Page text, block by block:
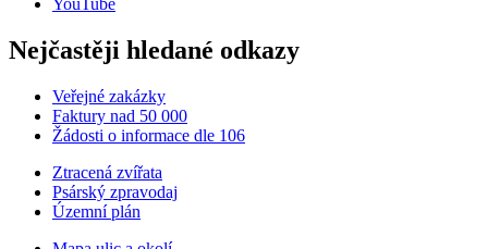
YouTube
Nejčastěji hledané odkazy
Veřejné zakázky
Faktury nad 50 000
Žádosti o informace dle 106
Ztracená zvířata
Psárský zpravodaj
Územní plán